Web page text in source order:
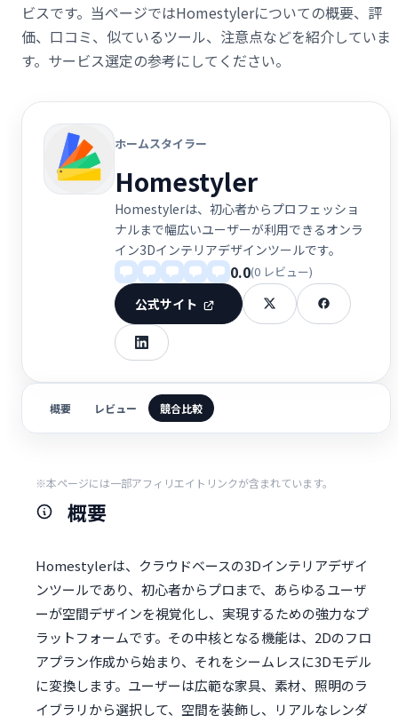
ビスです。当ページではHomestylerについての概要、評
価、口コミ、似ているツール、注意点などを紹介していま
す。サービス選定の参考にしてください。
ホームスタイラー
Homestyler
Homestylerは、初心者からプロフェッショ
ナルまで幅広いユーザーが利用できるオンラ
イン3Dインテリアデザインツールです。
0.0(0 レビュー)
公式サイト
概要 レビュー 競合比較
※本ページには一部アフィリエイトリンクが含まれています。
概要
Homestylerは、クラウドベースの3Dインテリアデザイ
ンツールであり、初心者からプロまで、あらゆるユーザ
ーが空間デザインを視覚化し、実現するための強力なプ
ラットフォームです。その中核となる機能は、2Dのフロ
アプラン作成から始まり、それをシームレスに3Dモデル
に変換します。ユーザーは広範な家具、素材、照明のラ
イブラリから選択して、空間を装飾し、リアルなレンダ